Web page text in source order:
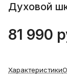
Духовой
81 990
Характеристики